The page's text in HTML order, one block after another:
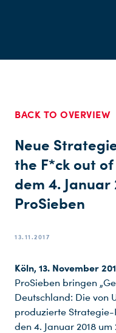
BACK TO OVERVIEW
Neue
the F*ck out of
dem 4. Januar
ProSieben
13.11.2017
Köln, 13. November
ProSieben bringen
Deutschland: Die von
produzierte
den 4. Januar 2018